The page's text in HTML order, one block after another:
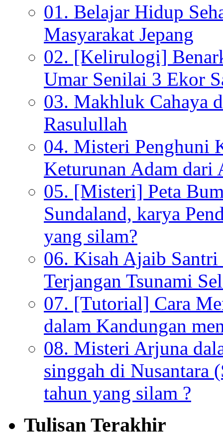
01. Belajar Hidup
Masyarakat Jepang
02. [Kelirulogi]
Umar Senilai 3 Ekor
03. Makhluk Cahaya
Rasulullah
04. Misteri Penghuni
Keturunan Adam dari
05. [Misteri] Peta
Sundaland, karya
yang silam?
06. Kisah Ajaib
Terjangan Tsunami
07. [Tutorial] Cara
dalam Kandungan
08. Misteri Arjuna
singgah di Nusantara
tahun yang silam ?
Tulisan Terakhir